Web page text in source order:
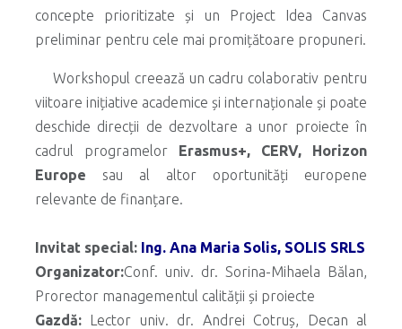
concepte prioritizate și un Project Idea Canvas
preliminar pentru cele mai promițătoare propuneri.
Workshopul creează un cadru colaborativ pentru
viitoare inițiative academice și internaționale și poate
deschide direcții de dezvoltare a unor proiecte în
cadrul programelor Erasmus+, CERV, Horizon
Europe sau al altor oportunități europene
relevante de finanțare.
Invitat special: Ing. Ana Maria Solis, SOLIS SRLS
Organizator:Conf. univ. dr. Sorina-Mihaela Bălan,
Prorector managementul calității și proiecte
Gazdă: Lector univ. dr. Andrei Cotruș, Decan al